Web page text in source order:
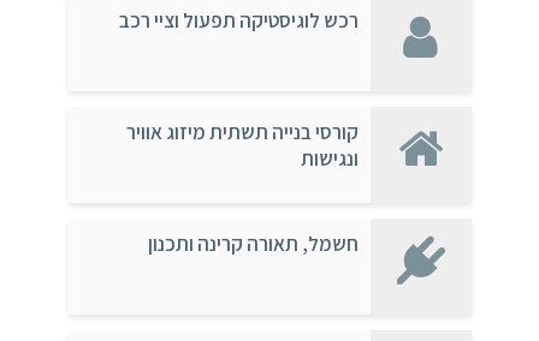
רכש לוגיסטיקה תפעול וציי רכב
קורסי בנייה תשתית מיזוג אוויר
ונגישות
חשמל, תאורה קרינה ותכנון